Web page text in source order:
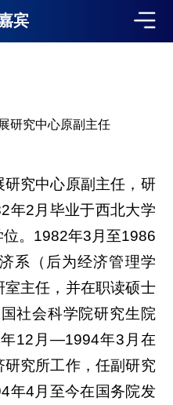
宾
研究中心原副主任
究中心原副主任，研
年2月毕业于西北大学
。1982年3月至1986
系（后为经济管理学
主任，并在职读硕士
社会科学院研究生院
12月—1994年3月在
究所工作，任副研究
年4月至今在国务院发